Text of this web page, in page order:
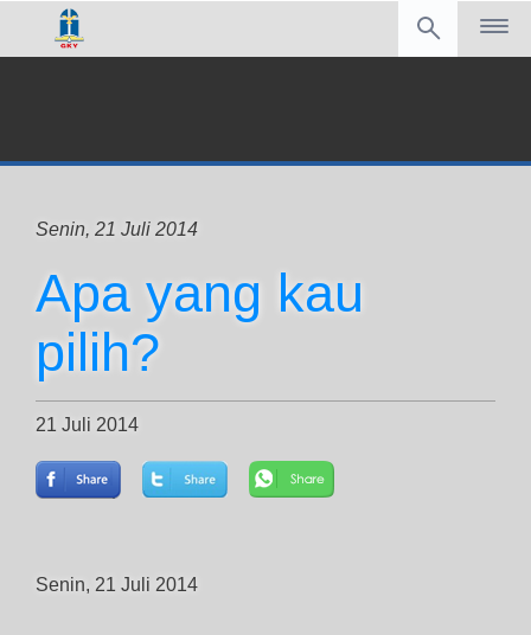
Senin, 21 Juli 2014
Apa yang kau
pilih?
21 Juli 2014
Senin, 21 Juli 2014